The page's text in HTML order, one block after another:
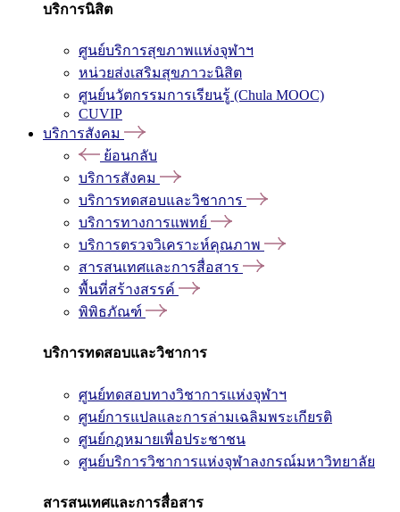
บริการนิสิต
ศูนย์บริการสุขภาพแห่งจุฬาฯ
หน่วยส่งเสริมสุขภาวะนิสิต
ศูนย์นวัตกรรมการเรียนรู้ (Chula MOOC)
CUVIP
บริการสังคม
ย้อนกลับ
บริการสังคม
บริการทดสอบและวิชาการ
บริการทางการแพทย์
บริการตรวจวิเคราะห์คุณภาพ
สารสนเทศและการสื่อสาร
พื้นที่สร้างสรรค์
พิพิธภัณฑ์
บริการทดสอบและวิชาการ
ศูนย์ทดสอบทางวิชาการแห่งจุฬาฯ
ศูนย์การแปลและการล่ามเฉลิมพระเกียรติ
ศูนย์กฎหมายเพื่อประชาชน
ศูนย์บริการวิชาการแห่งจุฬาลงกรณ์มหาวิทยาลัย
สารสนเทศและการสื่อสาร